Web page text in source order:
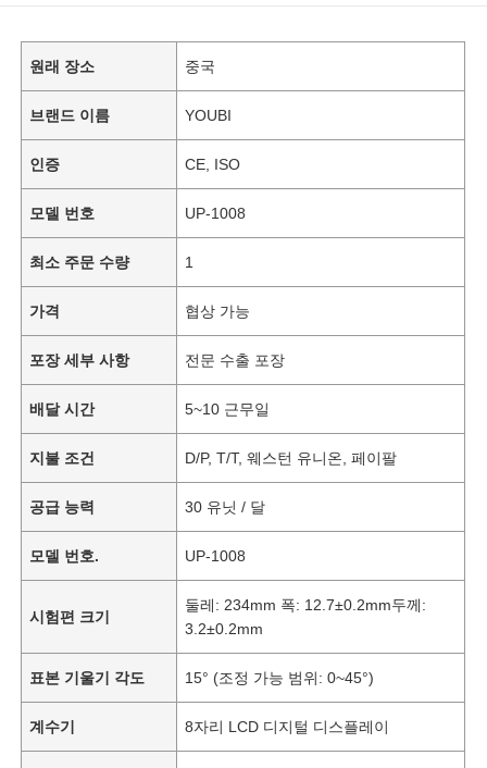
원래 장소 중국
브랜드 이름 YOUBI
인증 CE, ISO
모델 번호 UP-1008
최소 주문 수량 1
가격 협상 가능
포장 세부 사항 전문 수출 포장
배달 시간 5~10 근무일
지불 조건 D/P, T/T, 웨스턴 유니온, 페이팔
공급 능력 30 유닛 / 달
모델 번호. UP-1008
시험편 크기
둘레: 234mm 폭: 12.7±0.2mm두께:
3.2±0.2mm
표본 기울기 각도 15° (조정 가능 범위: 0~45°)
계수기 8자리 LCD 디지털 디스플레이